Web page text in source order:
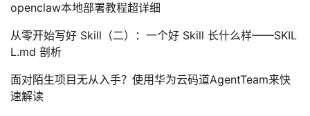
openclaw本地部署教程超详细
从零开始写好 Skill（二）：一个好 Skill 长什么样——SKIL
L.md 剖析
面对陌生项目无从入手？使用华为云码道AgentTeam来快
速解读